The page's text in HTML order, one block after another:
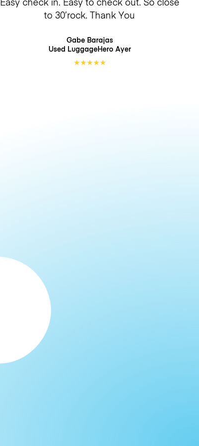
to 30’rock. Thank You
Gabe Barajas
Used LuggageHero Ayer
★★★★★